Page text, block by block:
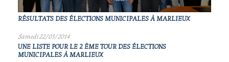
RÉSULTATS DES ÉLECTIONS MUNICIPALES À MARLIEUX
Samedi 22/03/2014
UNE LISTE POUR LE 2 ÈME TOUR DES ÉLECTIONS
MUNICIPALES À MARLIEUX